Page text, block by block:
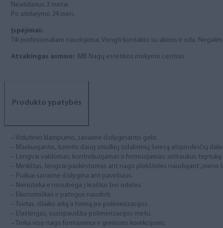
Neatidarius 3 metai
Po atidarymo 24 mėn.
Įspėjimai:
Tik profesionaliam naudojimui. Vengti kontakto su akimis ir oda.
Atsakingas asmuo: MB Nagų estetikos mokymo centras
Produkto ypatybės
– Vidutinio klampumo, savaime išsilyginantis gelis.
– Maskuojantis, turintis daug smulkių sidabrinių šviesą atspindinčių
– Lengvai valdomas, kontroliuojamas ir formuojamas; atitraukus
– Minkštas, lengvai paskirstomas ant nago plokštelės naudojant „vieno
– Puikiai savaime išsilygina ant paviršiaus.
– Nenuteka ir nesubėga į kraštus bei odeles.
– Ekonomiškas ir patogus naudoti.
– Tvirtas, išlaiko arką ir formą po polimerizacijos.
– Elastingas, susispaudžia polimerizacijos metu.
– Tinka viso nago formavimui ir greitoms korekcijoms.